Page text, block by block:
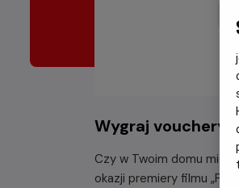
Wygraj vouchery
Czy w Twoim domu
okazji premiery filmu „Psi